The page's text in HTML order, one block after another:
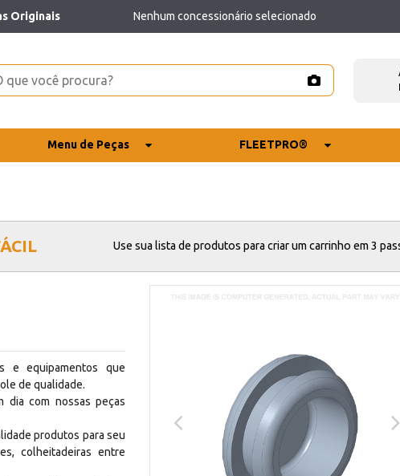
Originais Nenhum concessionário selecionado
Menu de Peças FLEETPRO®
Use sua lista de produtos para criar um carrinho em 3
e equipamentos que
de qualidade.
dia com nossas peças
produtos para seu
colheitadeiras entre